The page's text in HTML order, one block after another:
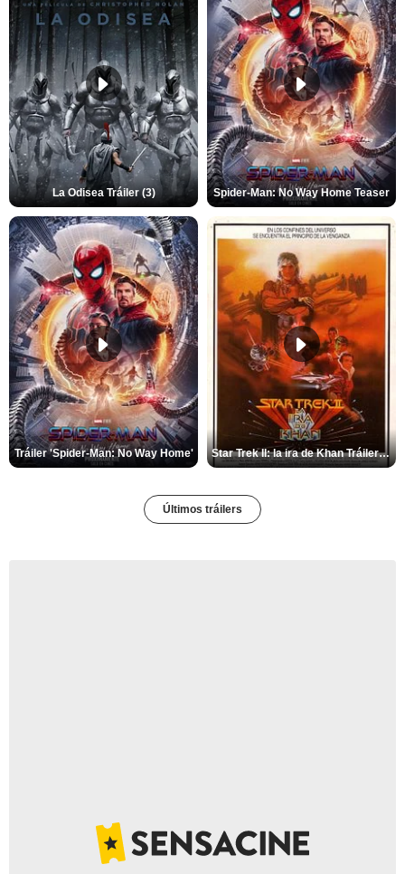
La Odisea Tráiler (3) Spider-Man: No Way Home Teaser
Tráiler 'Spider-Man: No Way Home' Star Trek II: la ira de Khan Tráiler VO
Últimos tráilers